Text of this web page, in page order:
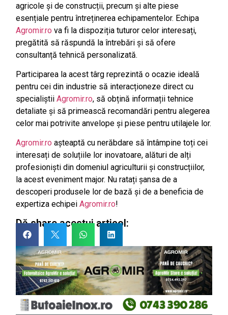
agricole și de construcții, precum și alte piese
esențiale pentru întreținerea echipamentelor. Echipa
Agromir.ro va fi la dispoziția tuturor celor interesați,
pregătită să răspundă la întrebări și să ofere
consultanță tehnică personalizată.
Participarea la acest târg reprezintă o ocazie ideală
pentru cei din industrie să interacționeze direct cu
specialiștiiAgromir.ro, să obțină informații tehnice
detaliate și să primească recomandări pentru alegerea
celor mai potrivite anvelope și piese pentru utilajele lor.
Agromir.ro așteaptă cu nerăbdare să întâmpine toți cei
interesați de soluțiile lor inovatoare, alături de alți
profesioniști din domeniul agriculturii și construcțiilor,
la acest eveniment major. Nu ratați șansa de a
descoperi produsele lor de bază și de a beneficia de
expertiza echipeiAgromir.ro!
Dă share acestui articol: